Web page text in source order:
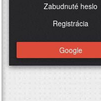
Zabudnuté heslo
Registrácia
Google